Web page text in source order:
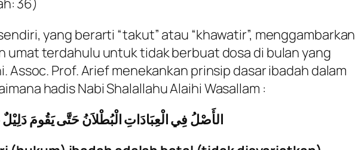
yang berarti “takut” atau “khawatir”, menggambarkan
umat terdahulu untuk tidak berbuat dosa di bulan yang
Assoc. Prof. Arief menekankan prinsip dasar ibadah dalam
hadis Nabi Shalallahu Alaihi Wasallam :
الأَصْلُ فِي الْعِبَادَاتِ الْبُطْلاَنُ حَتَّى يَقُومَ دَلِيْلٌ